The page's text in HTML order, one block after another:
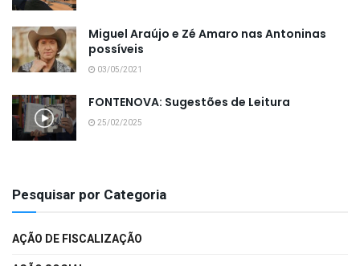
Miguel Araújo e Zé Amaro nas Antoninas
possíveis
03/05/2021
FONTENOVA: Sugestões de Leitura
25/02/2025
Pesquisar por Categoria
AÇÃO DE FISCALIZAÇÃO